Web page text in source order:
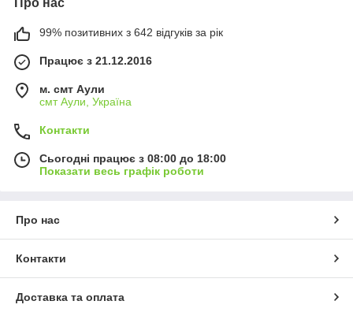
99% позитивних з 642 відгуків за рік
Працює з 21.12.2016
м. смт Аули
смт Аули, Україна
Контакти
Сьогодні працює з 08:00 до 18:00
Показати весь графік роботи
Про нас
Контакти
Доставка та оплата